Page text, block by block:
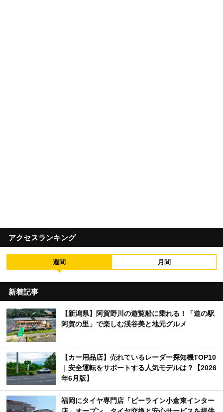
アクセスランキング
週間 月間
新着記事
【新潟県】阿賀野川の遊覧船に乗れる！「道の駅
阿賀の里」で楽しむ渓谷美と地元グルメ
【カー用品店】売れているレーダー探知機TOP10
｜安全運転をサポートする人気モデルは？【2026
年6月版】
福岡にタイヤ専門店「ビーライン小倉東インター